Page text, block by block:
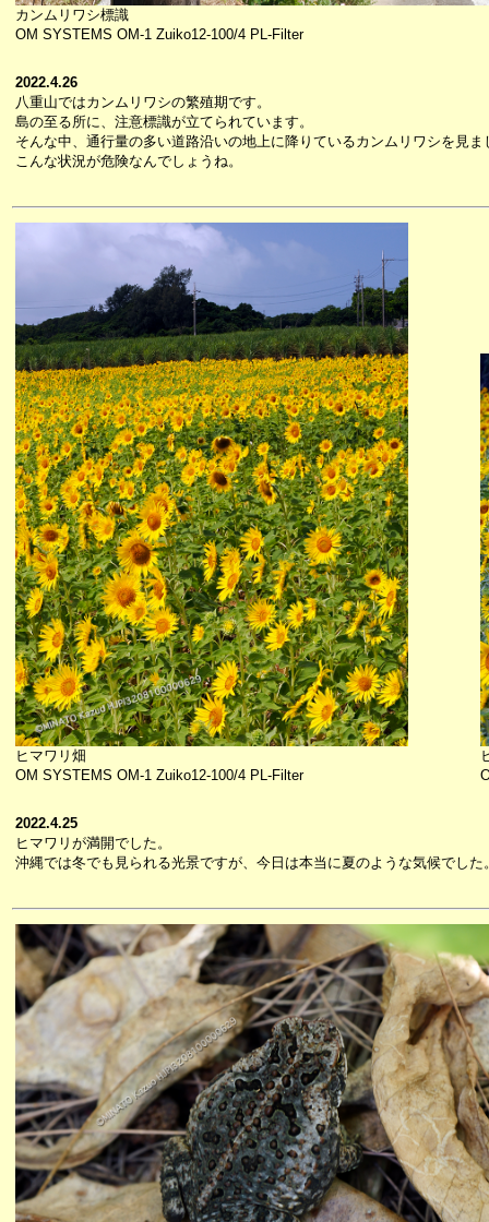
カンムリワシ標識
OM SYSTEMS OM-1 Zuiko12-100/4 PL-Filter
2022.4.26
八重山ではカンムリワシの繁殖期です。
島の至る所に、注意標識が立てられています。
そんな中、通行量の多い道路沿いの地上に降りているカンムリワシを見ま
こんな状況が危険なんでしょうね。
ヒマワリ畑
OM SYSTEMS OM-1 Zuiko12-100/4 PL-Filter
2022.4.25
ヒマワリが満開でした。
沖縄では冬でも見られる光景ですが、今日は本当に夏のような気候でした